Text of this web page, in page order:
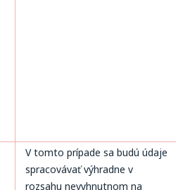
V tomto prípade sa budú údaje
spracovávať výhradne v
rozsahu nevyhnutnom na